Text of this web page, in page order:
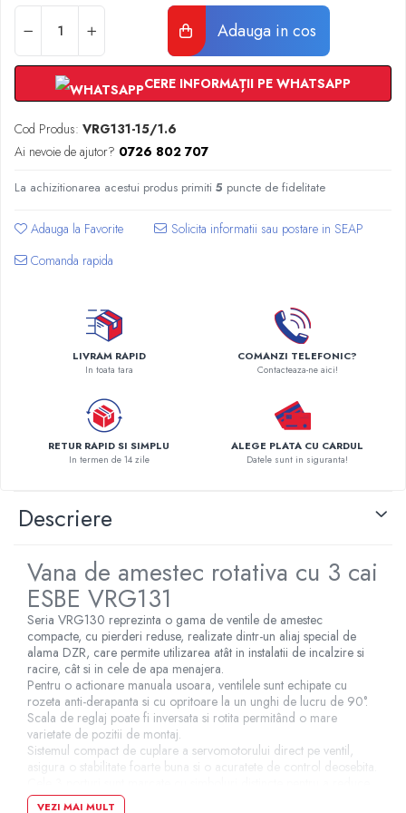
Radiatoare Otel Vogel&Noot
Radiatoare Otel Korado
Radiatoare de Baie Purmo Banga
Automatizare Termostate
Detectoare
Termostate centrala ambient
Detectoare de gaz si electrovalve
Automatizari centrala termica
Panouri solare apa calda
Accesorii panouri solare apa calda
Panouri solare nepresurizate
Automatizari panouri solare
Teava flexibila inox si fitinguri panouri
Grupuri de pompare panouri solare
Pompe de caldura
Centrale peleti lemn
Adauga in cos
CERE INFORMAȚII PE WHATSAPP
Cod Produs: VRG131-15/1.6
Ai nevoie de ajutor? 0726 802 707
La achizitionarea acestui produs primiti 5 puncte de fidelitate
Adauga la Favorite
Comanda rapida
LIVRAM RAPID
In toata tara
COMANZI TELEFONIC?
Contacteaza-ne aici!
RETUR RAPID SI SIMPLU
In termen de 14 zile
ALEGE PLATA CU CARDUL
Datele sunt in siguranta!
Descriere
Vana de amestec rotativa cu 3 cai
ESBE VRG131
Seria VRG130 reprezinta o gama de ventile de amestec
compacte, cu pierderi reduse, realizate dintr-un aliaj special de
alama DZR, care permite utilizarea atât in instalatii de incalzire si
racire, cât si in cele de apa menajera.
Pentru o actionare manuala usoara, ventilele sunt echipate cu
rozeta anti-derapanta si cu opritoare la un unghi de lucru de 90°.
Scala de reglaj poate fi inversata si rotita permitând o mare
varietate de pozitii de montaj.
Sistemul compact de cuplare a servomotorului direct pe ventil,
asigura o stabilitate foarte buna si o acuratete de control deosebita.
riscul montarii eronate.
VEZI MAI MULT